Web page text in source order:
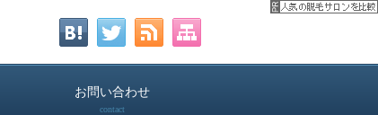
お問い合わせ
contact